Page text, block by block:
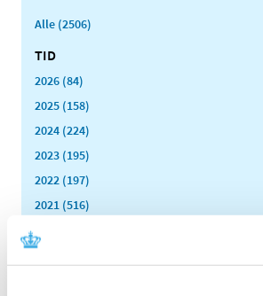
Alle (2506)
TID
2026 (84)
2025 (158)
2024 (224)
2023 (195)
2022 (197)
2021 (516)
2019 (159)